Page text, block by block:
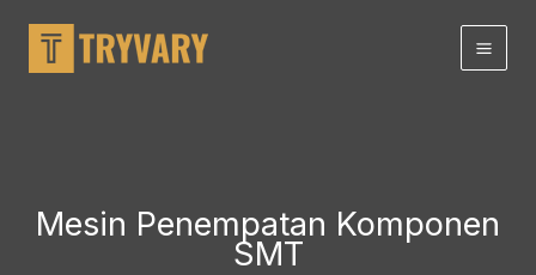
konten
Mesin Penempatan Komponen
SMT